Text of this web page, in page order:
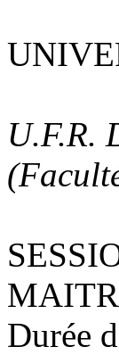
U.F.R.
Durée